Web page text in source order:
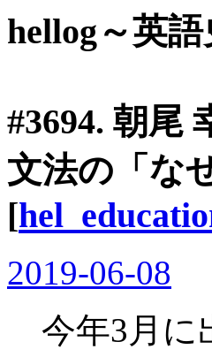
hellog～英
#3694. 朝尾
文法の「な
[
2019-06-08
今年3月に